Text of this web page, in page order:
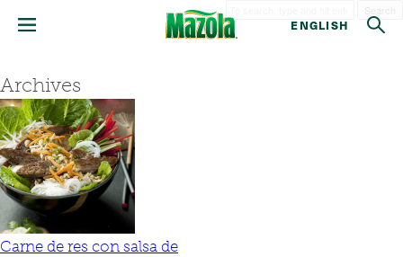
ENGLISH
Archives
Carne de res con salsa de